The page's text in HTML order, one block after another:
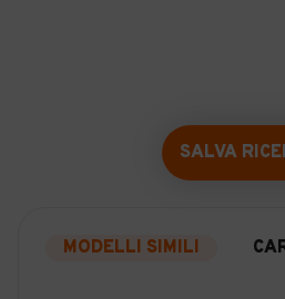
SALVA
MODELLI SIMILI